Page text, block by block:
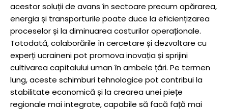
acestor soluții de avans în sectoare precum apărarea,
energia și transporturile poate duce la eficiențizarea
proceselor și la diminuarea costurilor operaționale.
Totodată, colaborările în cercetare și dezvoltare cu
experți ucraineni pot promova inovația și sprijini
cultivarea capitalului uman în ambele țări. Pe termen
lung, aceste schimburi tehnologice pot contribui la
stabilitate economică și la crearea unei piețe
regionale mai integrate, capabile să facă față mai